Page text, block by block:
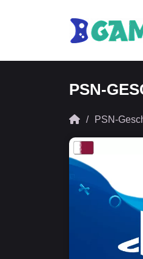
PSN-
PSN-